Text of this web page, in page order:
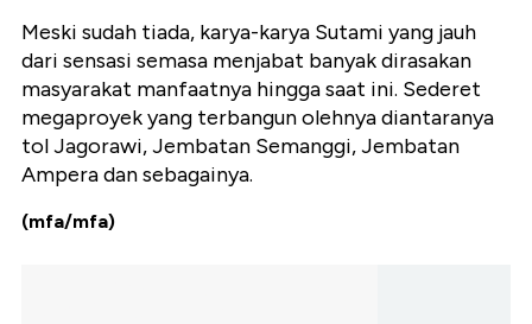
Meski sudah tiada, karya-karya Sutami yang jauh
dari sensasi semasa menjabat banyak dirasakan
masyarakat manfaatnya hingga saat ini. Sederet
megaproyek yang terbangun olehnya diantaranya
tol Jagorawi, Jembatan Semanggi, Jembatan
Ampera dan sebagainya.
(mfa/mfa)